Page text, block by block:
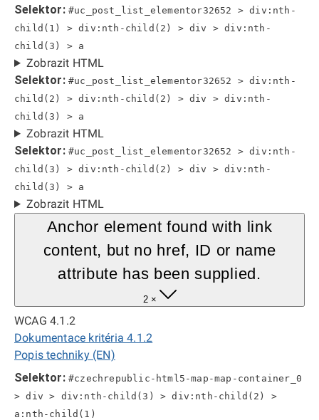
Selektor: #uc_post_list_elementor32652 > div:nth-
child(1) > div:nth-child(2) > div > div:nth-
child(3) > a
Zobrazit HTML
Selektor: #uc_post_list_elementor32652 > div:nth-
child(2) > div:nth-child(2) > div > div:nth-
child(3) > a
Zobrazit HTML
Selektor: #uc_post_list_elementor32652 > div:nth-
child(3) > div:nth-child(2) > div > div:nth-
child(3) > a
Zobrazit HTML
Anchor element found with link
content, but no href, ID or name
attribute has been supplied.
2 ×
WCAG 4.1.2
Dokumentace kritéria 4.1.2
Popis techniky (EN)
Selektor: #czechrepublic-html5-map-map-container_0
> div > div:nth-child(3) > div:nth-child(2) >
a:nth-child(1)